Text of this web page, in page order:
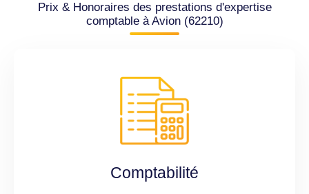
Prix & Honoraires des prestations d'expertise
comptable à Avion (62210)
Comptabilité